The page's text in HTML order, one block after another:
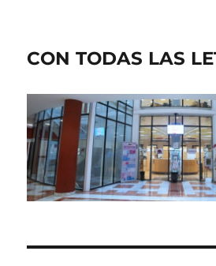
CON TODAS LAS